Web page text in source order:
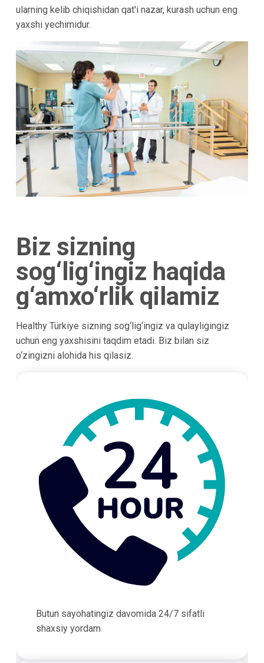
ularning kelib chiqishidan qat'i nazar, kurash uchun eng
yaxshi yechimidur.
Biz sizning
sog‘lig‘ingiz haqida
g‘amxo‘rlik qilamiz
Healthy Türkiye sizning sog‘lig‘ingiz va qulayligingiz
uchun eng yaxshisini taqdim etadi. Biz bilan siz
o‘zingizni alohida his qilasiz.
Butun sayohatingiz davomida 24/7 sifatli
shaxsiy yordam